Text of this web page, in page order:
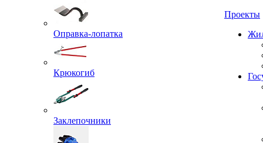
Оправка-лопатка
Крюкогиб
Заклепочники
Проекты